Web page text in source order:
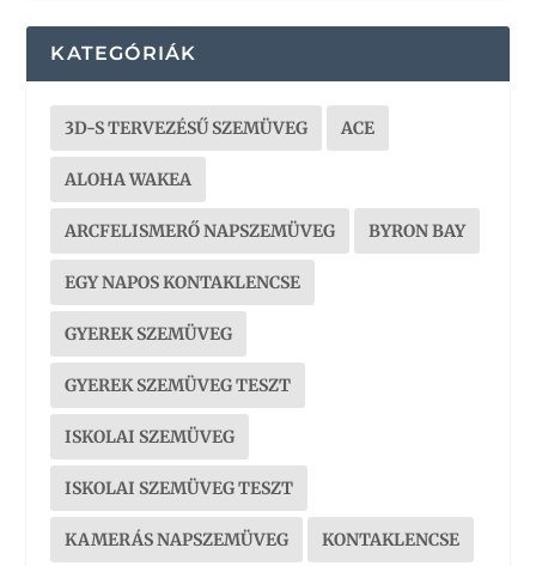
KATEGÓRIÁK
3D-S TERVEZÉSŰ SZEMÜVEG ACE
ALOHA WAKEA
ARCFELISMERŐ NAPSZEMÜVEG BYRON BAY
EGY NAPOS KONTAKLENCSE
GYEREK SZEMÜVEG
GYEREK SZEMÜVEG TESZT
ISKOLAI SZEMÜVEG
ISKOLAI SZEMÜVEG TESZT
KAMERÁS NAPSZEMÜVEG KONTAKLENCSE